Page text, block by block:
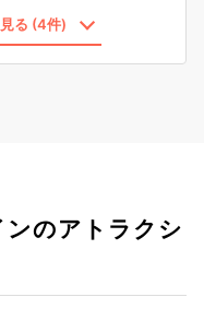
る (4件)
のアトラクシ